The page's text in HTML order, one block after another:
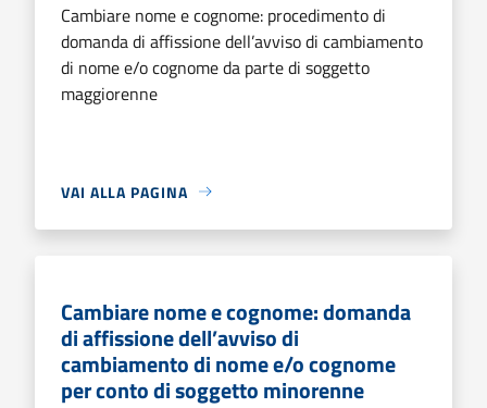
Cambiare nome e cognome: procedimento di
domanda di affissione dell’avviso di cambiamento
di nome e/o cognome da parte di soggetto
maggiorenne
VAI ALLA PAGINA
Cambiare nome e cognome: domanda
di affissione dell’avviso di
cambiamento di nome e/o cognome
per conto di soggetto minorenne